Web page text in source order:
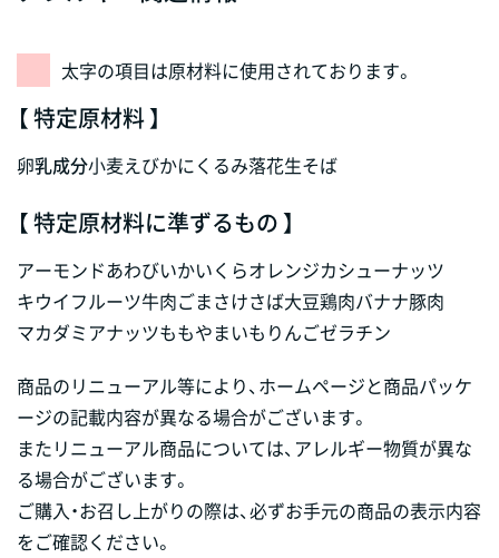
太字の項目は原材料に使用されております。
【 特定原材料 】
卵乳成分小麦えびかにくるみ落花生そば
【 特定原材料に準ずるもの 】
アーモンドあわびいかいくらオレンジカシューナッツ
キウイフルーツ牛肉ごまさけさば大豆鶏肉バナナ豚肉
マカダミアナッツももやまいも りんごゼラチン
商品のリニューアル等により、ホームページと商品パッケ
ージの記載内容が異なる場合がございます。
またリニューアル商品については、アレルギー物質が異な
る場合がございます。
ご購入・お召し上がりの際は、必ずお手元の商品の表示内容
をご確認ください。